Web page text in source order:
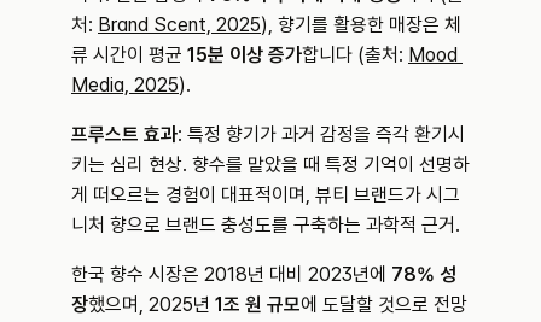
처: Brand Scent, 2025), 향기를 활용한 매장은 체
류 시간이 평균 15분 이상 증가합니다 (출처: Mood
Media, 2025).
프루스트 효과: 특정 향기가 과거 감정을 즉각 환기시
키는 심리 현상. 향수를 맡았을 때 특정 기억이 선명하
게 떠오르는 경험이 대표적이며, 뷰티 브랜드가 시그
니처 향으로 브랜드 충성도를 구축하는 과학적 근거.
한국 향수 시장은 2018년 대비 2023년에 78% 성
장했으며, 2025년 1조 원 규모에 도달할 것으로 전망